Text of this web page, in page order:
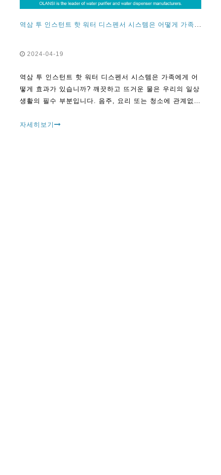
2024-04-19
역삼 투 인스턴트 핫 워터 디스펜서 시스템은 가족에게 어
떻게 효과가 있습니까? 깨끗하고 뜨거운 물은 우리의 일상
생활의 필수 부분입니다. 음주, 요리 또는 청소에 관계없이
방식에 혁명을 일으킨 한 가지 기술
자세히보기